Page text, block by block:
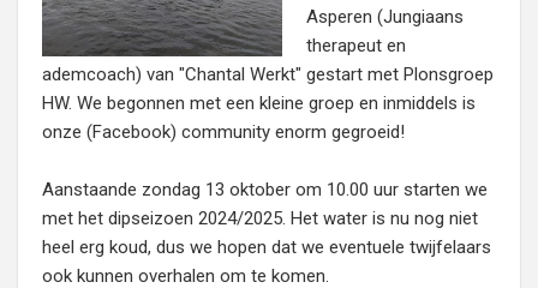
Asperen (Jungiaans
therapeut en
ademcoach) van "Chantal Werkt" gestart met Plonsgroep
HW. We begonnen met een kleine groep en inmiddels is
onze (Facebook) community enorm gegroeid!
Aanstaande zondag 13 oktober om 10.00 uur starten we
met het dipseizoen 2024/2025. Het water is nu nog niet
heel erg koud, dus we hopen dat we eventuele twijfelaars
ook kunnen overhalen om te komen.